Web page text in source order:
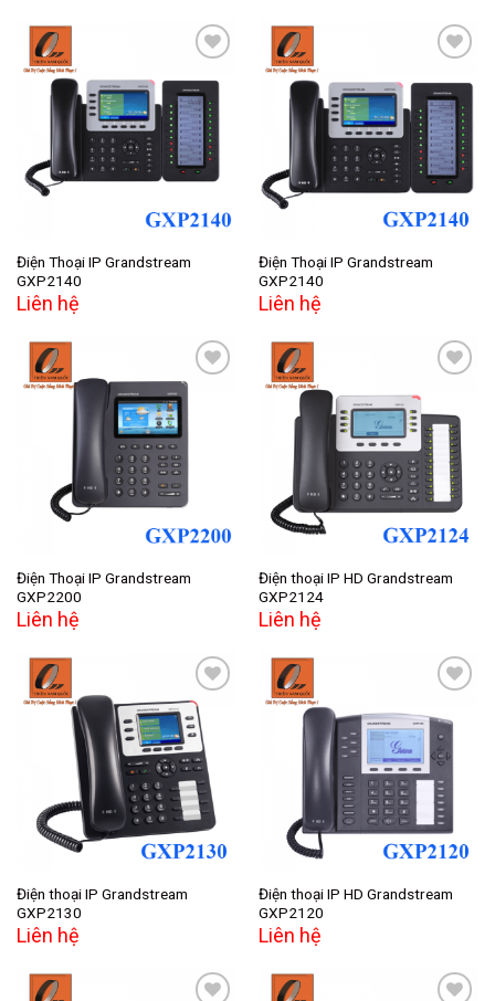
Add to
wishlist
Điện Thoại IP Grandstream
GXP2140
Liên hệ
Add to
wishlist
Điện Thoại IP Grandstream
GXP2140
Liên hệ
Điện Thoại IP Grandstream
GXP2200
Liên hệ
Add to
wishlist
Điện thoại IP HD Grandstream
GXP2124
Liên hệ
Add to
wishlist
Điện thoại IP Grandstream
GXP2130
Liên hệ
Add to
wishlist
Điện thoại IP HD Grandstream
GXP2120
Liên hệ